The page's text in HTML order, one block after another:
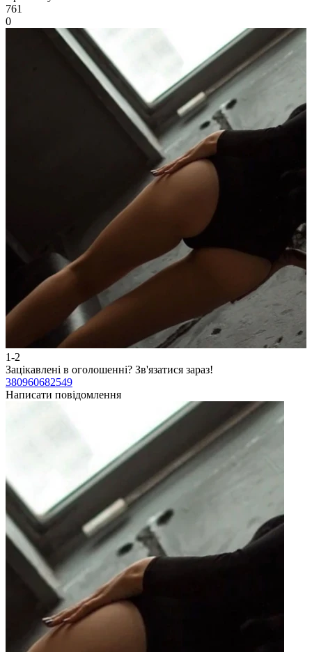
761
0
1-2
Зацікавлені в оголошенні? Зв'язатися зараз!
380960682549
Написати повідомлення